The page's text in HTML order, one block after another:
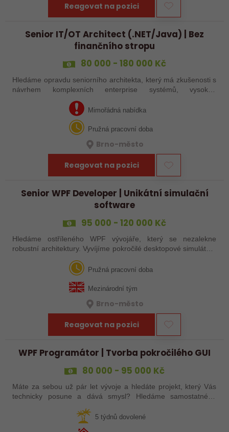
Reagovat na pozici
Senior IT/OT Architect (.NET/Java) | Bez
finančního stropu
80 000 - 180 000 Kč
Hledáme opravdu seniorního architekta, který má zkušenosti s
návrhem komplexních enterprise systémů, vysokou
dostupností a moderní SW architekturou. Nejde o „udržovací“
pozici — hledáme člověka,…Mimořádná nabídka
Pružná pracovní doba
Brno-město
Reagovat na pozici
Senior WPF Developer | Unikátní simulační
software
95 000 - 120 000 Kč
Hledáme ostříleného WPF vývojáře, který se nezalekne
robustní architektury. Vyvíjíme pokročilé desktopové simulátory
s celosvětovým zásahem. Zapomeňte na běžné informační
systémy a jednoduché…Pružná pracovní doba
Mezinárodní tým
Brno-město
Reagovat na pozici
WPF Programátor | Tvorba pokročilého GUI
80 000 - 95 000 Kč
Máte za sebou už pár let vývoje a hledáte projekt, který Vás
technicky posune a dává smysl? Hledáme samostatného
vojenské simulátory.…
5 týdnů dovolené